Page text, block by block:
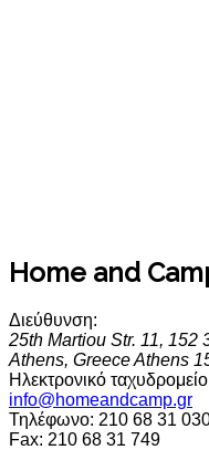
Home and
Διεύθυνση:
25th Martiou Str. 11, 152
Athens, GreeceAthens
Ηλεκτρονικό
info@homeandcamp.gr
Τηλέφωνο: 210 68 31
Fax: 210 68 31 749